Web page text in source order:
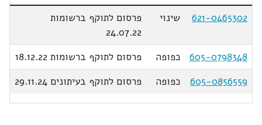
621-0465302
שינוי
פרסום לתוקף ברשומות
24.07.22
605-0798348
כפופה
פרסום לתוקף ברשומות 18.12.22
605-0856559
כפופה פרסום לתוקף בעיתונים 29.11.24